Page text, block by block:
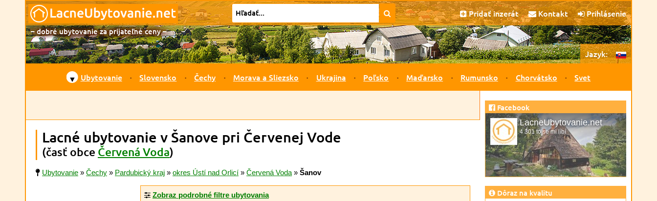
Pridať inzerát Kontakt Prihlásenie
– dobré ubytovanie za prijateľné ceny –
Jazyk:
▼ Ubytovanie Slovensko Čechy Morava a Sliezsko Ukrajina Poľsko Maďarsko Rumunsko Chorvátsko Svet
Lacné ubytovanie v Šanove pri Červenej Vode
(časť obce Červená Voda)
Ubytovanie » Čechy » Pardubický kraj » okres Ústí nad Orlicí » Červená Voda » Šanov
Zobraz podrobné filtre ubytovania
Facebook
LacneUbytovanie.net
4 301 to se mi líbí
Dôraz na kvalitu